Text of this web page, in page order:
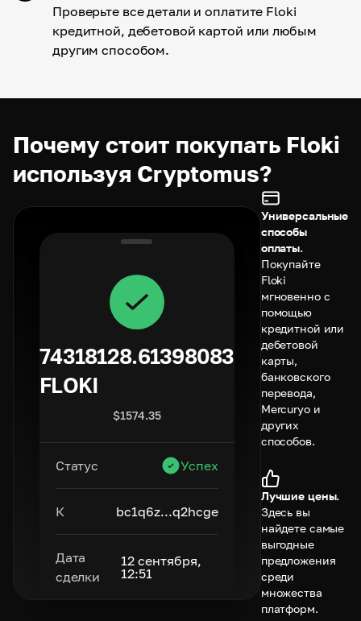
Проверьте все детали и оплатите Floki
кредитной, дебетовой картой или любым
другим способом.
Почему стоит покупать Floki
используя Cryptomus?
74318128.61398083
FLOKI
$1574.35
Статус Успех
К bc1q6z...q2hcge
Дата
сделки
12 сентября,
12:51
Универсальные
способы
оплаты.
Покупайте
Floki
мгновенно с
помощью
кредитной или
дебетовой
карты,
банковского
перевода,
Mercuryo и
других
способов.
Лучшие цены.
Здесь вы
найдете самые
выгодные
предложения
среди
множества
платформ.